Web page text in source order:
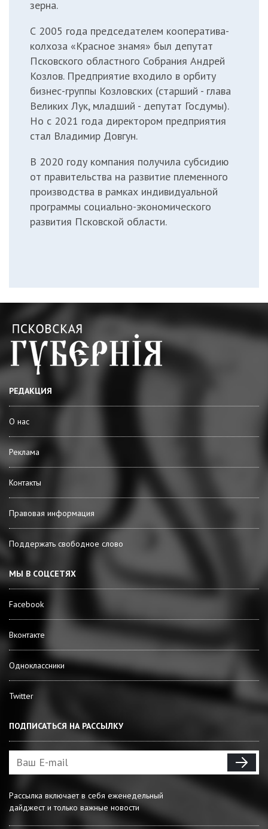
зерна.
С 2005 года председателем кооператива-
колхоза «Красное знамя» был депутат
Псковского областного Собрания Андрей
Козлов. Предприятие входило в орбиту
бизнес-группы Козловских (старший - глава
Великих Лук, младший - депутат Госдумы).
Но с 2021 года директором предприятия
стал Владимир Довгун.
В 2020 году компания получила субсидию
от правительства на развитие племенного
производства в рамках индивидуальной
программы социально-экономического
развития Псковской области.
РЕДАКЦИЯ
О нас
Реклама
Контакты
Правовая информация
Поддержать свободное слово
МЫ В СОЦСЕТЯХ
Facebook
Вконтакте
Одноклассники
Twitter
ПОДПИСАТЬСЯ НА РАССЫЛКУ
Рассылка включает в себя еженедельный
дайджест и только важные новости